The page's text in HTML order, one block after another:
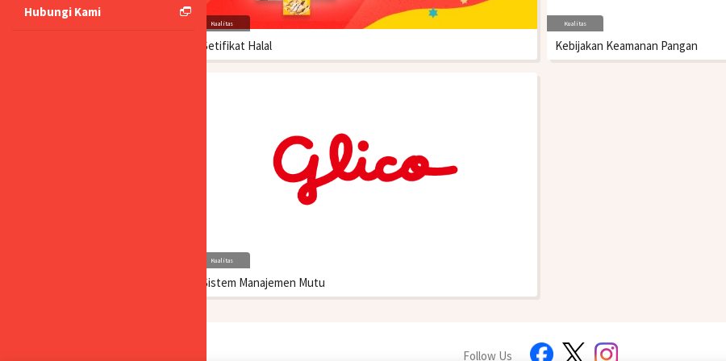
Hubungi Kami
Kualitas
Setifikat Halal
Kualitas
Kebijakan Keamanan Pangan
Kualitas
Sistem Manajemen Mutu
Follow Us